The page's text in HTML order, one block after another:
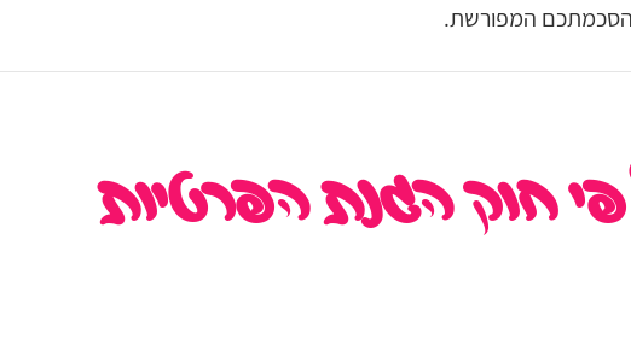
המפורשת.
פי חוק הגנת הפרטיות